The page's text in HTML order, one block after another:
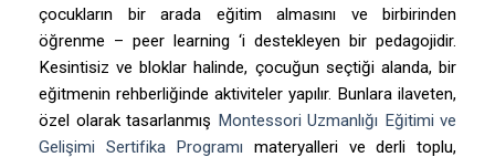
çocukların bir arada eğitim almasını ve birbirinden
öğrenme – peer learning ‘i destekleyen bir pedagojidir.
Kesintisiz ve bloklar halinde, çocuğun seçtiği alanda, bir
eğitmenin rehberliğinde aktiviteler yapılır. Bunlara ilaveten,
özel olarak tasarlanmış Montessori Uzmanlığı Eğitimi ve
Gelişimi Sertifika Programı materyalleri ve derli toplu,